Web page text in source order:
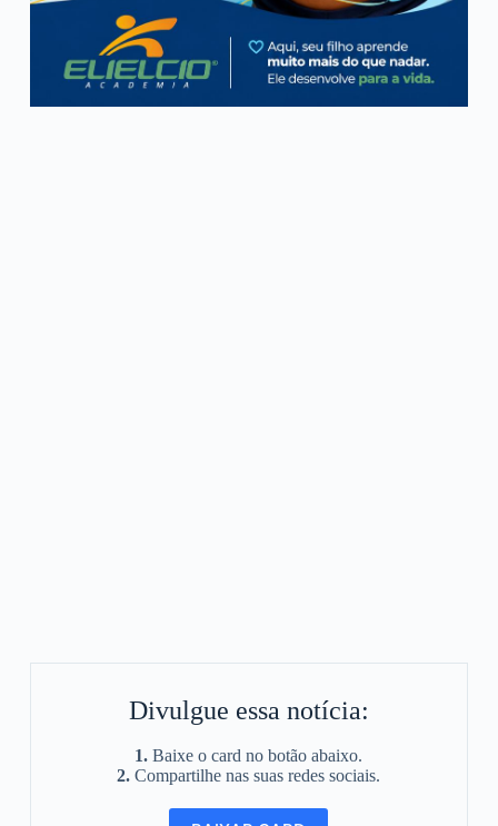
Divulgue essa notícia:
1. Baixe o card no botão abaixo.
2. Compartilhe nas suas redes sociais.